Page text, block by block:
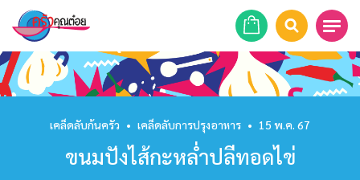
หน้าแรก
สูตรอาหาร
ร้านอาหาร
เคล็ดลับก้นครัว • เคล็ดลับการปรุงอาหาร • 15 พ.ค. 67
ขนมปังไส้กะหล่ำปลีทอดไข่